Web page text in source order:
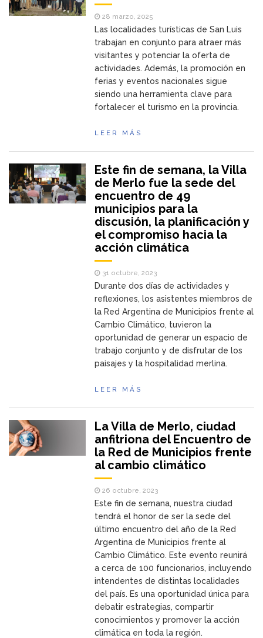
28 marzo, 2025
Las localidades turísticas de San Luis
trabajan en conjunto para atraer más
visitantes y potenciar la oferta de
actividades. Además, la promoción en
ferias y eventos nacionales sigue
siendo una herramienta clave para
fortalecer el turismo en la provincia.
LEER MÁS
Este fin de semana, la Villa
de Merlo fue la sede del
encuentro de 49
municipios para la
discusión, la planificación y
el compromiso hacia la
acción climática
31 octubre, 2023
Durante dos días de actividades y
reflexiones, los asistentes miembros de
la Red Argentina de Municipios frente al
Cambio Climático, tuvieron la
oportunidad de generar un espacio de
trabajo conjunto y de disfrutar de los
paisajes y la hospitalidad merlina.
LEER MÁS
La Villa de Merlo, ciudad
anfitriona del Encuentro de
la Red de Municipios frente
al cambio climático
26 octubre, 2023
Este fin de semana, nuestra ciudad
tendrá el honor de ser la sede del
último encuentro del año de la Red
Argentina de Municipios frente al
Cambio Climático. Este evento reunirá
a cerca de 100 funcionarios, incluyendo
intendentes de distintas localidades
del país. Es una oportunidad única para
debatir estrategias, compartir
conocimientos y promover la acción
climática en toda la región.